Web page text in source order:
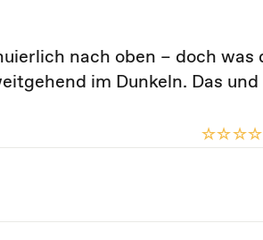
nach oben – doch was
im Dunkeln. Das